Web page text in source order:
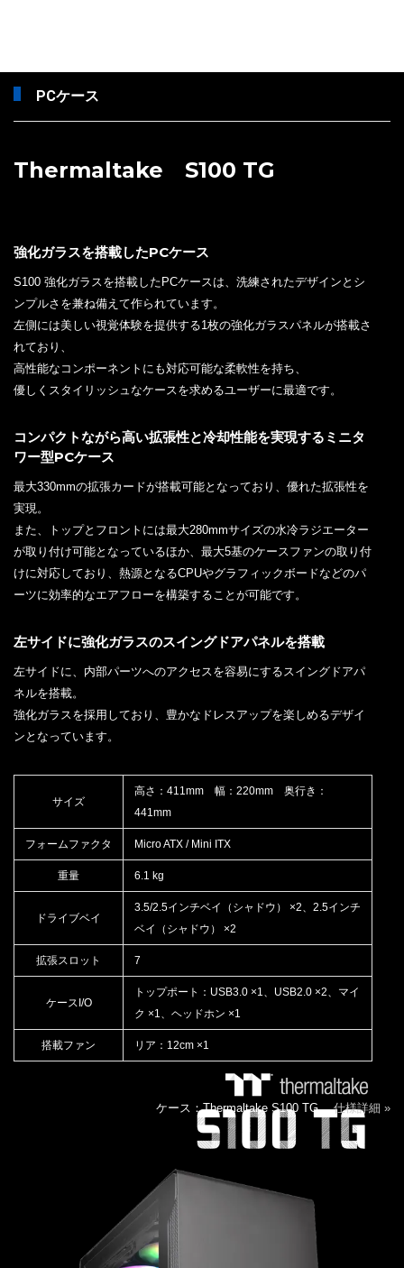
PCケース
Thermaltake S100 TG
強化ガラスを搭載したPCケース
S100 強化ガラスを搭載したPCケースは、洗練されたデザインとシ
ンプルさを兼ね備えて作られています。
左側には美しい視覚体験を提供する1枚の強化ガラスパネルが搭載さ
れており、
高性能なコンポーネントにも対応可能な柔軟性を持ち、
優しくスタイリッシュなケースを求めるユーザーに最適です。
コンパクトながら高い拡張性と冷却性能を実現するミニタ
ワー型PCケース
最大330mmの拡張カードが搭載可能となっており、優れた拡張性を
実現。
また、トップとフロントには最大280mmサイズの水冷ラジエーター
が取り付け可能となっているほか、最大5基のケースファンの取り付
けに対応しており、熱源となるCPUやグラフィックボードなどのパ
ーツに効率的なエアフローを構築することが可能です。
左サイドに強化ガラスのスイングドアパネルを搭載
左サイドに、内部パーツへのアクセスを容易にするスイングドアパ
ネルを搭載。
強化ガラスを採用しており、豊かなドレスアップを楽しめるデザイ
ンとなっています。
サイズ
高さ：411mm 幅：220mm 奥行き：
441mm
フォームファクタ Micro ATX / Mini ITX
重量 6.1 kg
ドライブベイ
3.5/2.5インチベイ（シャドウ） ×2、2.5インチ
ベイ（シャドウ） ×2
拡張スロット 7
ケースI/O
トップポート：USB3.0 ×1、USB2.0 ×2、マイ
ク ×1、ヘッドホン ×1
搭載ファン リア：12cm ×1
ケース：Thermaltake S100 TG仕様詳細 »